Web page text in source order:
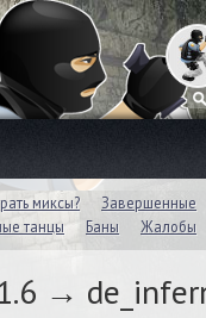
миксы? Завершенные
танцы Баны Жалобы
→